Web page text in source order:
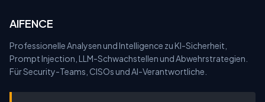
AIFENCE
Professionelle Analysen und Intelligence zu KI-Sicherheit,
Prompt Injection, LLM-Schwachstellen und Abwehrstrategien.
Für Security-Teams, CISOs und AI-Verantwortliche.